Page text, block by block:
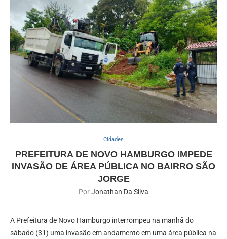
Cidades
PREFEITURA DE NOVO HAMBURGO IMPEDE
INVASÃO DE ÁREA PÚBLICA NO BAIRRO SÃO
JORGE
PorJonathan Da Silva
A Prefeitura de Novo Hamburgo interrompeu na manhã do
sábado (31) uma invasão em andamento em uma área pública na